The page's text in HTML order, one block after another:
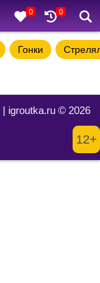
0 0
Гонки
| igroutka.ru © 2026
12+